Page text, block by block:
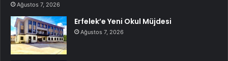
Ağustos 7, 2026
Erfelek’e Yeni Okul Müjdesi
Ağustos 7, 2026